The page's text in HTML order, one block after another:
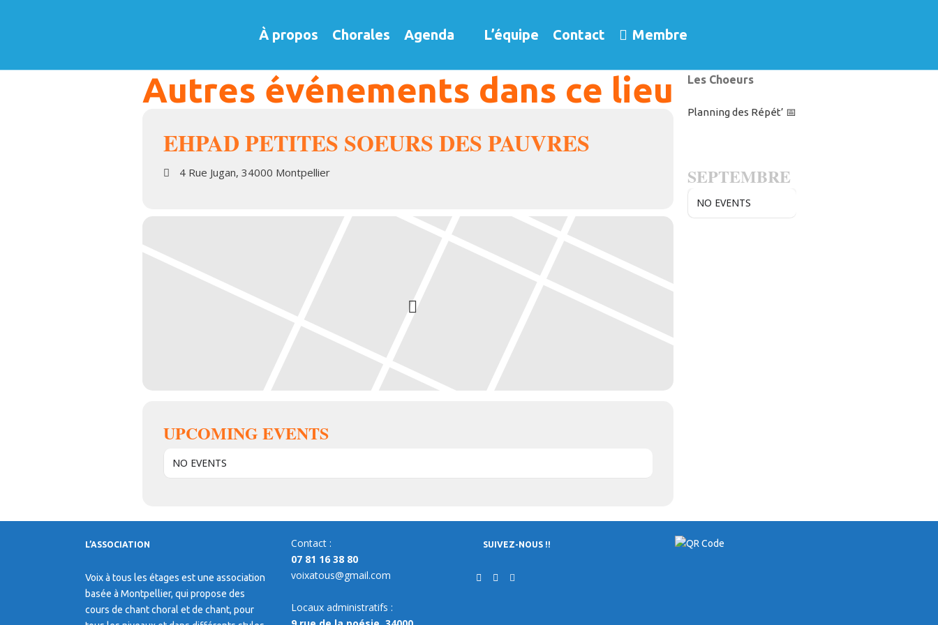
À propos Chorales Agenda L’équipe Contact Membre
Autres événements dans ce lieu
EHPAD PETITES SOEURS DES PAUVRES
4 Rue Jugan, 34000 Montpellier
UPCOMING EVENTS
NO EVENTS
Les Choeurs
Planning des Répét’ 📅
SEPTEMBRE
NO EVENTS
L’ASSOCIATION
Voix à tous les étages est une association
basée à Montpellier, qui propose des
cours de chant choral et de chant, pour
Contact :
07 81 16 38 80
voixatous@gmail.com
Locaux administratifs :
SUIVEZ-NOUS !!